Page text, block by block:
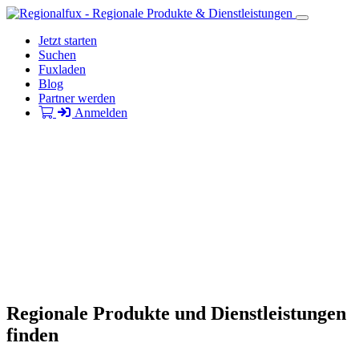
Jetzt starten
Suchen
Fuxladen
Blog
Partner werden
Anmelden
Regionale Produkte und Dienstleistungen
finden